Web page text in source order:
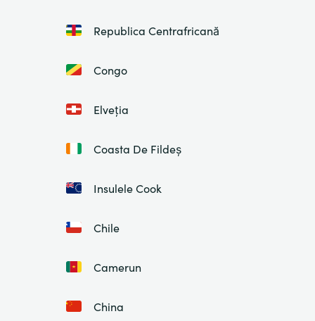
Republica Centrafricană
Congo
Elveția
Coasta De Fildeș
Insulele Cook
Chile
Camerun
China